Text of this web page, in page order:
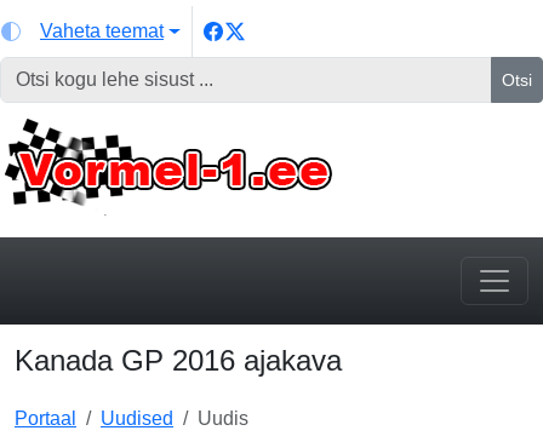
Vaheta teemat
Otsi
Kanada GP 2016 ajakava
Portaal Uudised Uudis